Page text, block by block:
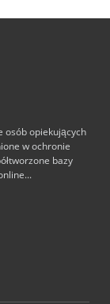
osób opiekujących
w ochronie
bazy